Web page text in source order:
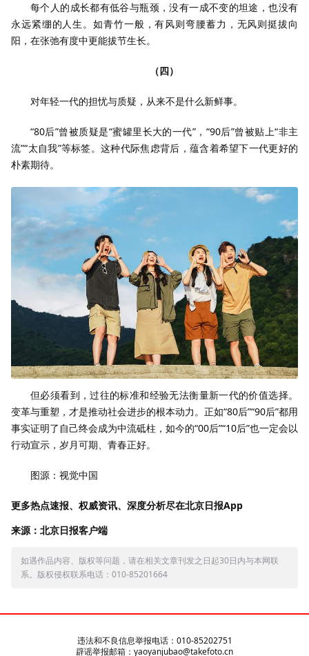
每个人的成长都有低谷与瓶颈，没有一成不变的坦途，也没有
永远紧绷的人生。如青竹一般，有风则弯腰蓄力，无风则挺拔向
阳，在张弛有度中更能拔节生长。
（四）
对年轻一代的担忧与质疑，从来不是什么新鲜事。
“80后”曾被质疑是“蜜罐里长大的一代”，“90后”曾被贴上“非主
流”“太自我”等标签。这种代际焦虑背后，蕴含着希望下一代更好的
朴素期待。
但必须看到，过往的标准和经验无法衡量新一代的价值选择。
变革与重塑，才是推动社会进步的根本动力。正如“80后”“90后”都用
事实证明了自己终会成为中流砥柱，如今的“00后”“10后”也一定会以
行动宣示，岁月可期、青春正好。
图源：视觉中国
更多热点速报、权威资讯、深度分析尽在北京日报App
来源：北京日报客户端
如遇作品内容、版权等问题，请在相关文章刊发之日起30日内与本网联
系。版权侵权联系电话：010-85201664
违法和不良信息举报电话：010-85202751
辟谣举报邮箱：yaoyanjubao@takefoto.cn